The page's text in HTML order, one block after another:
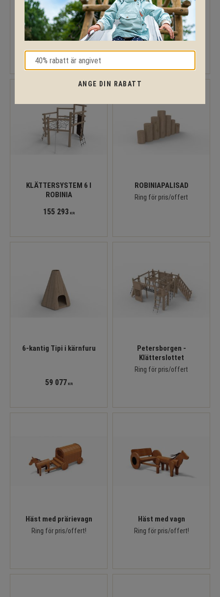
KLÄTTERSYSTEM 3 I
ROBINIA
80 053KR
KLÄTTERSYSTEM 4 I
ROBINIA
118 813KR
KLÄTTERSYSTEM 6 I
ROBINIA
155 293 KR
ROBINIAPALISAD
Ring för pris/offert
6-kantig Tipi i kärnfuru
59 077 KR
Petersborgen -
Klätterslottet
Ring för pris/offert
Häst med prärievagn
Ring för pris/offert!
Häst med vagn
Ring för pris/offert!
ANGE DIN RABATT